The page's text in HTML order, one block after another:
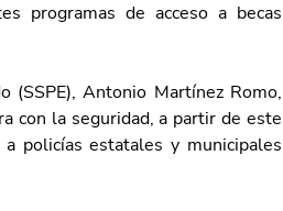
programas de acceso a becas
(SSPE), Antonio Martínez Romo,
con la seguridad, a partir de este
policías estatales y municipales